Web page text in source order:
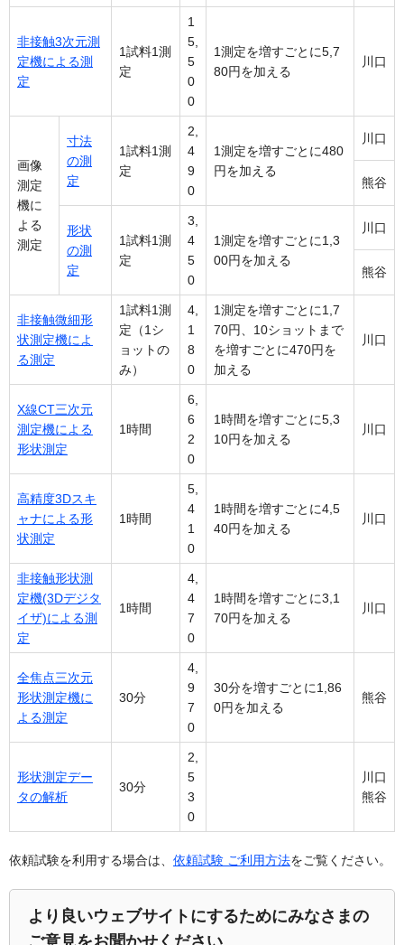
非接触3次元測
定機による測
定
1試料1測
定
1
5,
5
0
0
1測定を増すごとに5,7
80円を加える
川口
画像
測定
機に
よる
測定
寸法
の測
定
1試料1測
定
2,
4
9
0
1測定を増すごとに480
円を加える
川口
熊谷
形状
の測
定
1試料1測
定
3,
4
5
0
1測定を増すごとに1,3
00円を加える
川口
熊谷
非接触微細形
状測定機によ
る測定
1試料1測
定（1シ
ョットの
み）
4,
1
8
0
1測定を増すごとに1,7
70円、10ショットまで
を増すごとに470円を
加える
川口
X線CT三次元
測定機による
形状測定
1時間
6,
6
2
0
1時間を増すごとに5,3
10円を加える
川口
高精度3Dスキ
ャナによる形
状測定
1時間
5,
4
1
0
1時間を増すごとに4,5
40円を加える
川口
非接触形状測
定機(3Dデジタ
イザ)による測
定
1時間
4,
4
7
0
1時間を増すごとに3,1
70円を加える
川口
全焦点三次元
形状測定機に
よる測定
30分
4,
9
7
0
30分を増すごとに1,86
0円を加える
熊谷
形状測定デー
タの解析
30分
2,
5
3
0
川口
熊谷
依頼試験を利用する場合は、 依頼試験 ご利用方法をご覧ください。
より良いウェブサイトにするためにみなさまの